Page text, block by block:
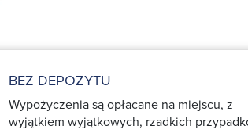
BEZ DEPOZYTU
Wypożyczenia są opłacane na miejscu, z
wyjątkiem wyjątkowych, rzadkich